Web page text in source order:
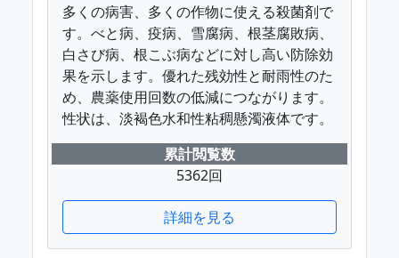
多くの病害、多くの作物に使える殺菌剤で
す。べと病、疫病、雪腐病、根茎腐敗病、
白さび病、根こぶ病などに対し高い防除効
果を示します。優れた残効性と耐雨性のた
め、農薬使用回数の低減につながります。
性状は、淡褐色水和性粘稠懸濁液体です。
累計閲覧数
5362回
詳細を見る